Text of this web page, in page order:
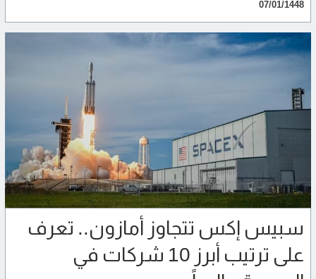
07/01/1448
سبيس إكس تتجاوز أمازون.. تعرف
على ترتيب أبرز 10 شركات في